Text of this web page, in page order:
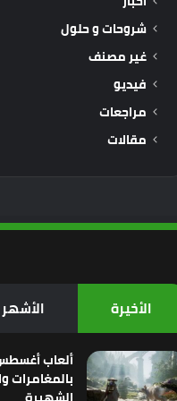
شروحات و حلول
غير مصنف
فيديو
مراجعات
مقالات
الأخيرة الأشهر
بالمغامرات